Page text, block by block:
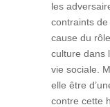
les
contraints de
cause du
culture dans
vie sociale.
elle être
contre cette